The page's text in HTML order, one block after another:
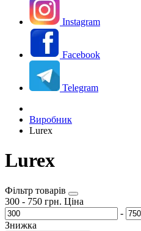
Instagram
Facebook
Telegram
Виробник
Lurex
Lurex
Фільтр товарів
300 - 750 грн. Ціна
-
Знижка